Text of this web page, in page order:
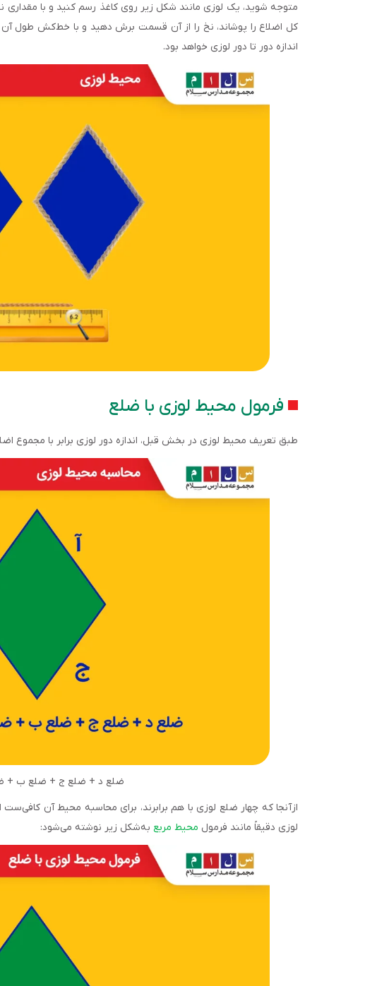
متوجه شوید، یک لوزی مانند شکل زیر روی کاغذ رسم کنید و با
کل اضلاع را پوشاند، نخ را از آن قسمت برش دهید و با خط‌کش طول آن
اندازه دور تا دور لوزی خواهد بود.
فرمول محیط لوزی با ضلع
طبق تعریف محیط لوزی در بخش قبل، اندازه دور لوزی برابر با مجموع
ضلع د + ضلع ج + ضلع ب +
لوزی دقیقاً مانند فرمول محیط مربع به‌شکل زیر نوشته می‌شود: